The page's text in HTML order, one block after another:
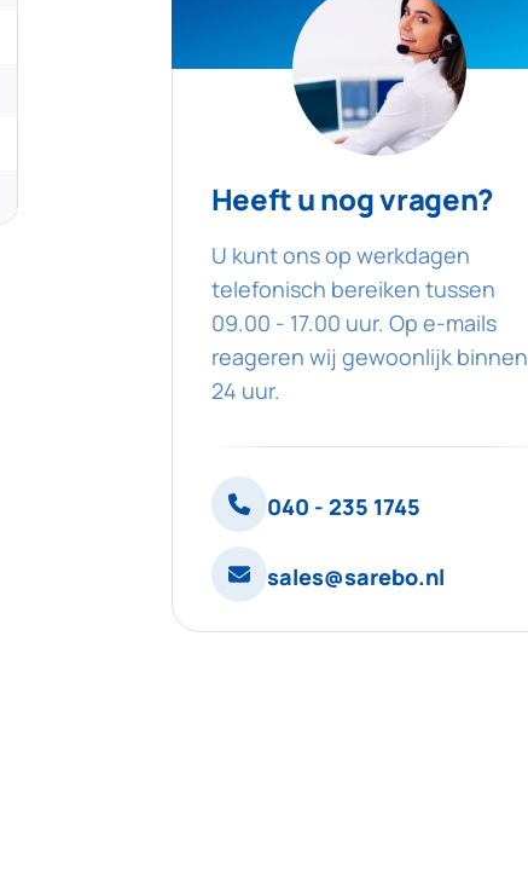
Heeft u nog vragen?
U kunt ons op werkdagen
telefonisch bereiken tussen
09.00 - 17.00 uur. Op e-mails
reageren wij gewoonlijk binnen
24 uur.
040 - 235 1745
sales@sarebo.nl